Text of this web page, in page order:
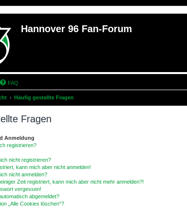
Hannover 96 Fan-Forum
FAQ
Häufig gestellte Fragen
Fragen
Anmeldung
registrieren?
nicht registrieren?
kann mich aber nicht anmelden!
nicht anmelden?
Zeit registriert, kann mich aber nicht mehr anmelden?!
vergessen!
abgemeldet?
„Alle Cookies löschen“?